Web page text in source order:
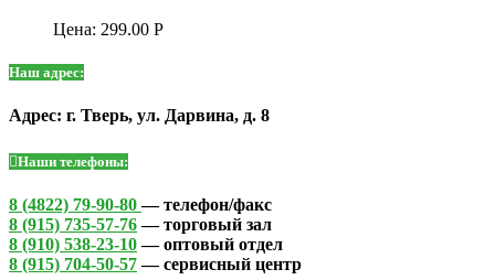
Цена: 299.00 Р
Наш адрес:
Адрес: г. Тверь, ул. Дарвина, д. 8
Наши телефоны:
8 (4822) 79-90-80— телефон/факс
8 (915) 735-57-76— торговый зал
8 (910) 538-23-10— оптовый отдел
8 (915) 704-50-57— сервисный центр